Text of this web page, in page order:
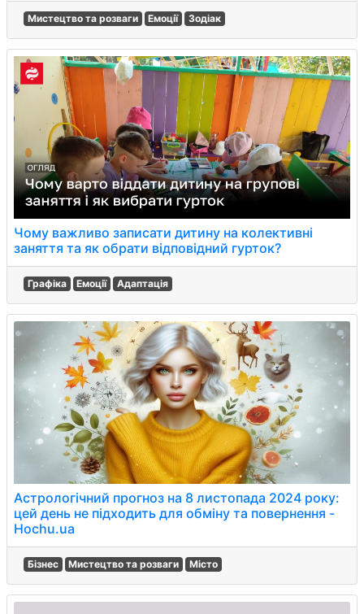
Мистецтво та розваги Емоції Зодіак
Чому важливо записати дитину на колективні
заняття та як обрати відповідний гурток?
Графіка Емоції Адаптація
Астрологічний прогноз на 8 листопада 2024 року:
цей день не підходить для обміну та повернення -
Hochu.ua
Бізнес Мистецтво та розваги Місто